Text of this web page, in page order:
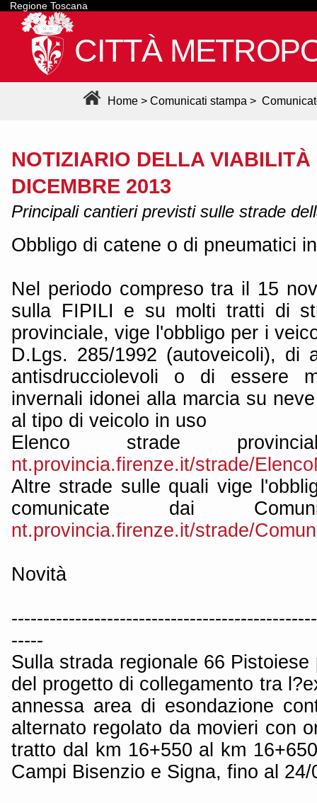
Regione Toscana
CITTÀ
Home > Comunicati stampa >
NOTIZIARIO DELLA VIABILITÀ
DICEMBRE 2013
Principali cantieri previsti sulle strade
Obbligo di catene o di pneumatici
Nel periodo compreso tra il 15
sulla FIPILI e su molti tratti di
provinciale, vige l'obbligo per i
D.Lgs. 285/1992 (autoveicoli), di
antisdrucciolevoli o di essere
invernali idonei alla marcia su
al tipo di veicolo in uso
Elenco strade
nt.provincia.firenze.it/strade/
Altre strade sulle quali vige
comunicate dai
nt.provincia.firenze.it/strade/
Novità
-----
Sulla strada regionale 66 Pistoiese
del progetto di collegamento tra
annessa area di esondazione
alternato regolato da movieri con
tratto dal km 16+550 al km
Campi Bisenzio e Signa, fino al 24/